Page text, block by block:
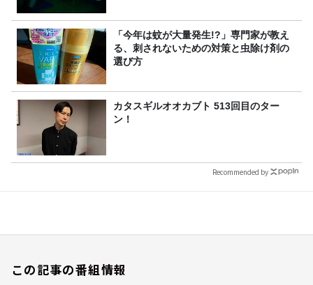
「今年は蚊が大量発生!?」専門家が教え
る、刺されないための対策と虫除け剤の
選び方
カタスギルオオカブト 513回目のター
ン！
Recommended by
この記事の番組情報